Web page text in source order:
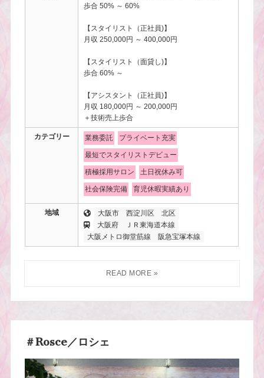
歩合 50% ～ 60%
【スタイリスト（正社員)】
月収 250,000円 ～ 400,000円
【スタイリスト（面貸し)】
歩合 60% ～
【アシスタント（正社員)】
月収 180,000円 ～ 200,000円
＋技術売上歩合
カテゴリー 業務委託 プライベート充実
最短でスタイリストデビュー
積極採用サロン 土日祝休み可
社会保険完備 育児休暇実績あり
地域 大阪市 西淀川区
北区
大阪府
ＪＲ東海道本線
大阪メトロ御堂筋線
阪急宝塚本線
＃Rosce／ロシェ